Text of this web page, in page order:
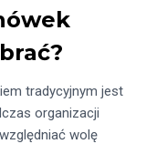
tradycyjnym jest
organizacji
wolę